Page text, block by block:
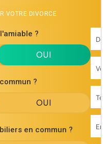
VOTRE DIVORCE
?
?
en commun ?